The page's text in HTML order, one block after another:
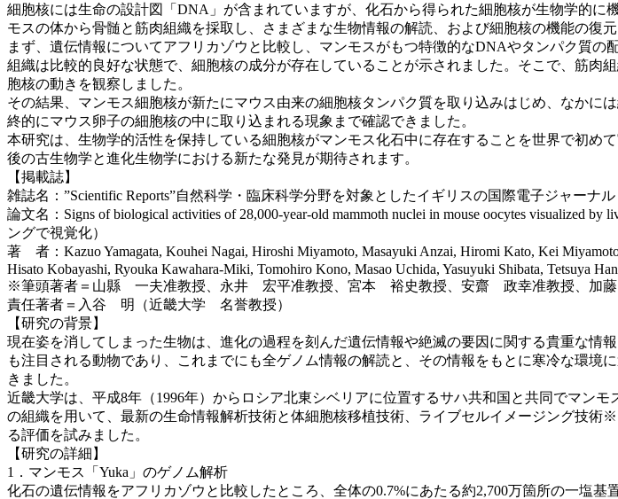
細胞核には生命の設計図「DNA」が含まれていますが、化石から得られた細胞核が生物学的
モスの体から骨髄と筋肉組織を採取し、さまざまな生物情報の解読、および細胞核の機能の復元
まず、遺伝情報についてアフリカゾウと比較し、マンモスがもつ特徴的なDNAやタンパク質
組織は比較的良好な状態で、細胞核の成分が存在していることが示されました。そこで、筋
胞核の動きを観察しました。
その結果、マンモス細胞核が新たにマウス由来の細胞核タンパク質を取り込みはじめ、なか
終的にマウス卵子の細胞核の中に取り込まれる現象まで確認できました。
本研究は、生物学的活性を保持している細胞核がマンモス化石中に存在することを世界で初
後の古生物学と進化生物学における新たな発見が期待されます。
【掲載誌】
雑誌名：”Scientific Reports”自然科学・臨床科学分野を対象としたイギリスの国際電子ジャーナ
論文名：Signs of biological activities of 28,000-year-old mammoth nuclei in mouse oocytes
ングで視覚化）
著 者：Kazuo Yamagata, Kouhei Nagai, Hiroshi Miyamoto, Masayuki Anzai, Hiromi Kato, Kei
Hisato Kobayashi, Ryouka Kawahara-Miki, Tomohiro Kono, Masao Uchida, Yasuyuki Shibata, Tetsuya
※筆頭著者＝山縣 一夫准教授、永井 宏平准教授、宮本 裕史教授、安齋 政幸准教授、加
責任著者＝入谷 明（近畿大学 名誉教授）
【研究の背景】
現在姿を消してしまった生物は、進化の過程を刻んだ遺伝情報や絶滅の要因に関する貴重な情
も注目される動物であり、これまでにも全ゲノム情報の解読と、その情報をもとに寒冷な環
きました。
近畿大学は、平成8年（1996年）からロシア北東シベリアに位置するサハ共和国と共同でマン
の組織を用いて、最新の生命情報解析技術と体細胞核移植技術、ライブセルイメージング技
る評価を試みました。
【研究の詳細】
1．マンモス「Yuka」のゲノム解析
化石の遺伝情報をアフリカゾウと比較したところ、全体の0.7%にあたる約2,700万箇所の一